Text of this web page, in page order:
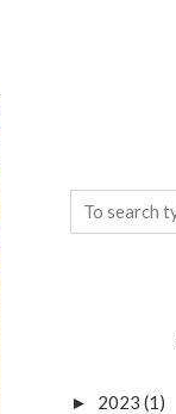
► 2023 (1)